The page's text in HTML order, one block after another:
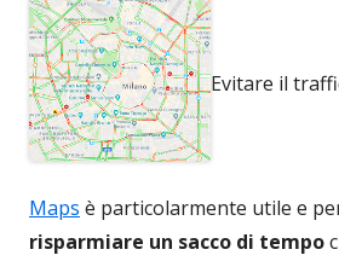
Evitare il
Maps è particolarmente utile e
risparmiare un sacco di tempo